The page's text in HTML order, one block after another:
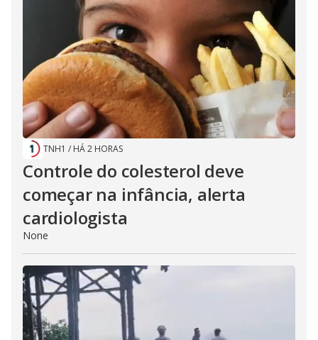
TNH1 / HÁ 2 HORAS
Controle do colesterol deve
começar na infância, alerta
cardiologista
None